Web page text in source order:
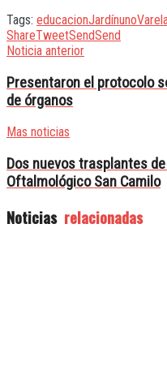
Tags: educacionJardínuno
ShareTweetSendSend
Noticia anterior
Presentaron el protocolo
de órganos
Mas noticias
Dos nuevos trasplantes
Oftalmológico San Camilo
Noticias relacionadas